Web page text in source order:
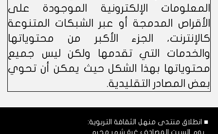
المعلومات الإلكترونية الموجودة على
الأقراص المدمجة أو عبر الشبكات المتنوعة
كالإنترنت، الجزء الأكبر من محتوياتها
والخدمات التي تقدمها ولكن ليس جميع
محتوياتها بهذا الشكل حيث يمكن أن تحوي
بعض المصادر التقليدية.
■ انطلاق منتدى منهل الثقافة التربوية:
يوم السبت المصادف غرة شهر محرم